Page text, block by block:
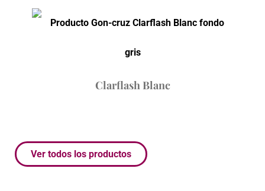
Clarflash Blanc
Ver todos los productos